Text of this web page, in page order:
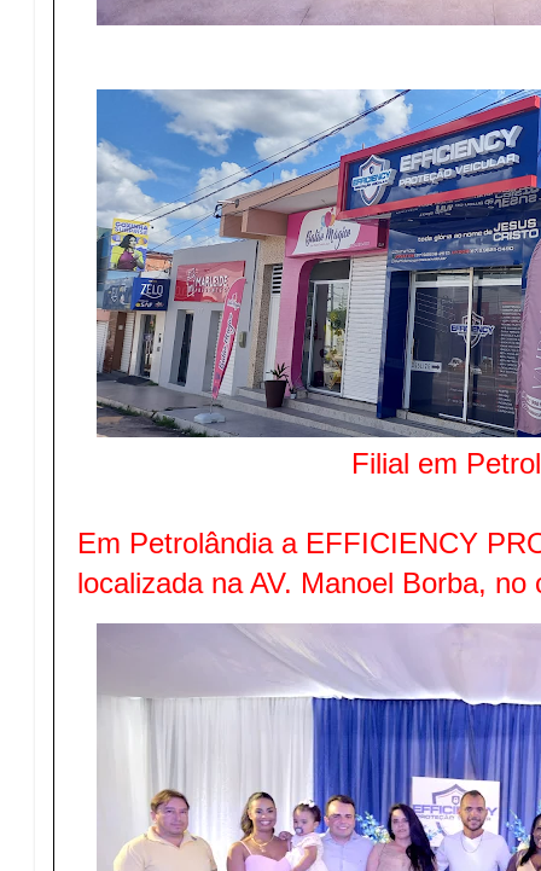
Filial em
Em Petrolândia a EFFICIENCY
localizada na AV. Manoel Borba, no